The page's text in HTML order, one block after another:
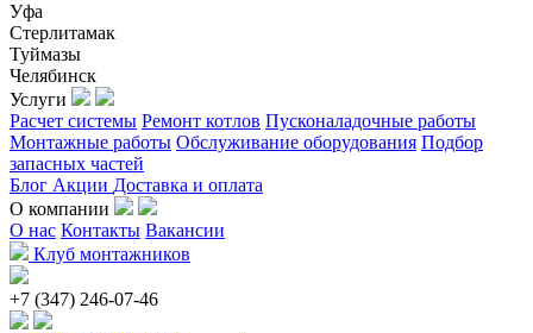
Уфа
Стерлитамак
Туймазы
Челябинск
Услуги
Расчет системы Ремонт котлов Пусконаладочные работы
Монтажные работы Обслуживание оборудования Подбор
запасных частей
Блог Акции Доставка и оплата
О компании
О нас Контакты Вакансии
Клуб монтажников
+7 (347) 246-07-46